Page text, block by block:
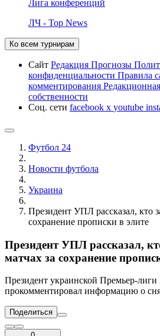
Лига конференций
ЛЧ - Top News
Ко всем турнирам
Сайт Редакция Прогнозы
конфиденциальности Правила
комментирования
собственности
Соц. сети facebook x youtube
Футбол 24
Новости футбола
Украина
Президент УПЛ рассказал, кто
сохранение прописки в элите
Президент УПЛ рассказал,
матчах за сохранение
Президент украинской Премьер-
прокомментировал информацию о
Поделиться